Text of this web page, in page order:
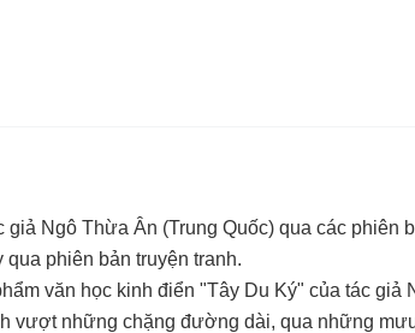
Ngô Thừa Ân (Trung Quốc) qua các phiên
phiên bản truyện tranh.
văn học kinh điển "Tây Du Ký" của tác giả
vượt những chặng đường dài, qua những